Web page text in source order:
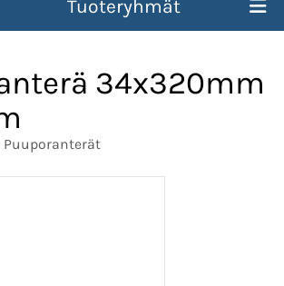
Tuoteryhmät
34x320mm
Puuporanterät